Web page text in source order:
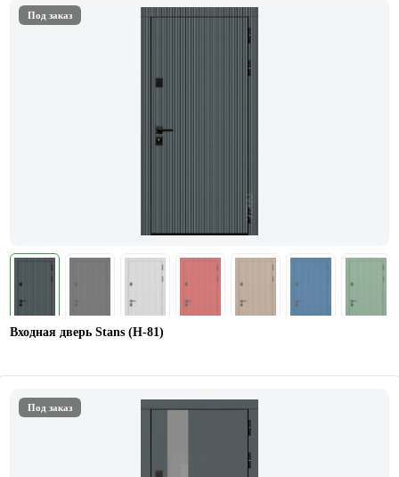
Под заказ
Входная дверь Stans (Н-81)
Под заказ